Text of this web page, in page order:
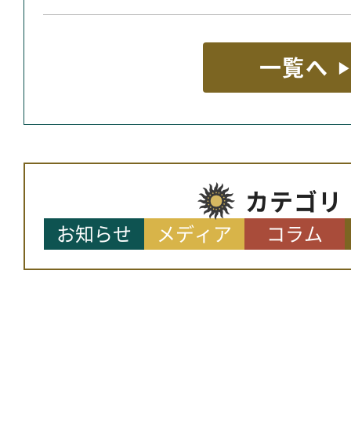
一覧へ
カテゴリ
お知らせ メディア コラム